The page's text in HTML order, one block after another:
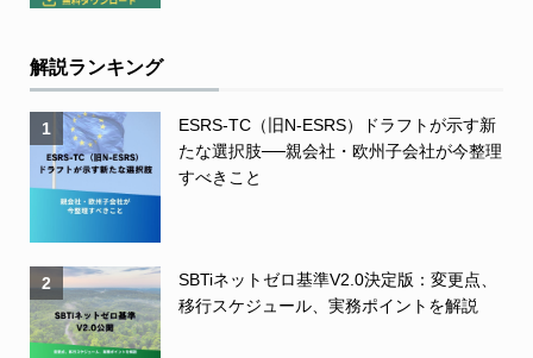
解説ランキング
1
ESRS-TC（旧N-ESRS）ドラフトが示す新
たな選択肢──親会社・欧州子会社が今整理
すべきこと
2
SBTiネットゼロ基準V2.0決定版：変更点、
移行スケジュール、実務ポイントを解説